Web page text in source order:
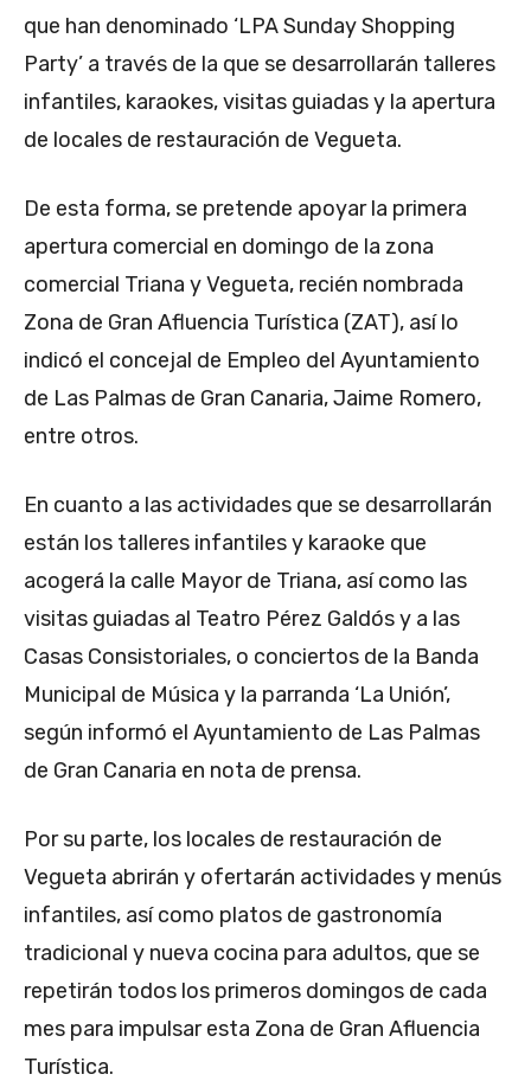
que han denominado ‘LPA Sunday Shopping
Party’ a través de la que se desarrollarán talleres
infantiles, karaokes, visitas guiadas y la apertura
de locales de restauración de Vegueta.
De esta forma, se pretende apoyar la primera
apertura comercial en domingo de la zona
comercial Triana y Vegueta, recién nombrada
Zona de Gran Afluencia Turística (ZAT), así lo
indicó el concejal de Empleo del Ayuntamiento
de Las Palmas de Gran Canaria, Jaime Romero,
entre otros.
En cuanto a las actividades que se desarrollarán
están los talleres infantiles y karaoke que
acogerá la calle Mayor de Triana, así como las
visitas guiadas al Teatro Pérez Galdós y a las
Casas Consistoriales, o conciertos de la Banda
Municipal de Música y la parranda ‘La Unión’,
según informó el Ayuntamiento de Las Palmas
de Gran Canaria en nota de prensa.
Por su parte, los locales de restauración de
Vegueta abrirán y ofertarán actividades y menús
infantiles, así como platos de gastronomía
tradicional y nueva cocina para adultos, que se
repetirán todos los primeros domingos de cada
mes para impulsar esta Zona de Gran Afluencia
Turística.